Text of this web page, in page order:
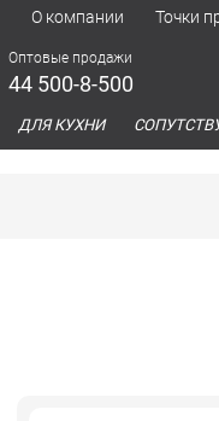
О компании Точки
Оптовые продажи
44 500-8-500
ДЛЯ КУХНИ